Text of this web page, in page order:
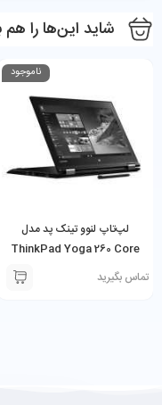
شاید این‌ها را
ناموجود
لپ‌تاپ لنوو تینک پد مدل
ThinkPad Yoga 260 Core
i5 6th 8GB 256SSD 12.5″
تماس بگیرید